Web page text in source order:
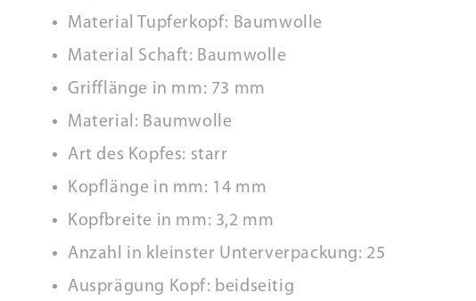
Material Tupferkopf: Baumwolle
Material Schaft: Baumwolle
Grifflänge in mm: 73 mm
Material: Baumwolle
Art des Kopfes: starr
Kopflänge in mm: 14 mm
Kopfbreite in mm: 3,2 mm
Anzahl in kleinster Unterverpackung: 25
Ausprägung Kopf: beidseitig